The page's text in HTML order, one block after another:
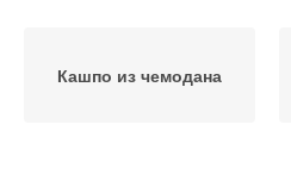
Кашпо из чемодана